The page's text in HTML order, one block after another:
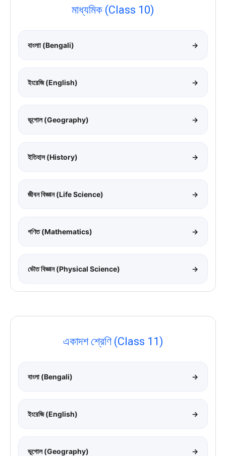
মাধ্যমিক (Class 10)
বাংলাা (Bengali) →
ইংরেজি (English) →
ভূগোল (Geography) →
ইতিহাস (History) →
জীবন বিজ্ঞান (Life Science) →
গণিত (Mathematics) →
ভৌত বিজ্ঞান (Physical Science) →
একাদশ শ্রেণি (Class 11)
বাংলা (Bengali) →
ইংরেজি (English) →
ভূগোল (Geography) →